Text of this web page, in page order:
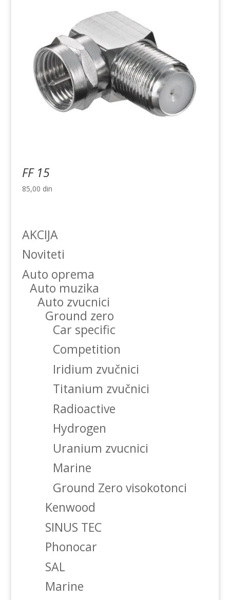
FF 15
85,00 din
AKCIJA
Noviteti
Auto oprema
Auto muzika
Auto zvucnici
Ground zero
Car specific
Competition
Iridium zvučnici
Titanium zvučnici
Radioactive
Hydrogen
Uranium zvucnici
Marine
Ground Zero visokotonci
Kenwood
SINUS TEC
Phonocar
SAL
Marine